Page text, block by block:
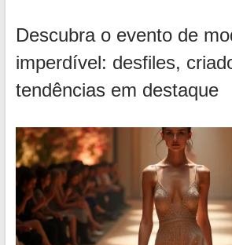
Descubra o evento de
imperdível: desfiles,
tendências em destaque